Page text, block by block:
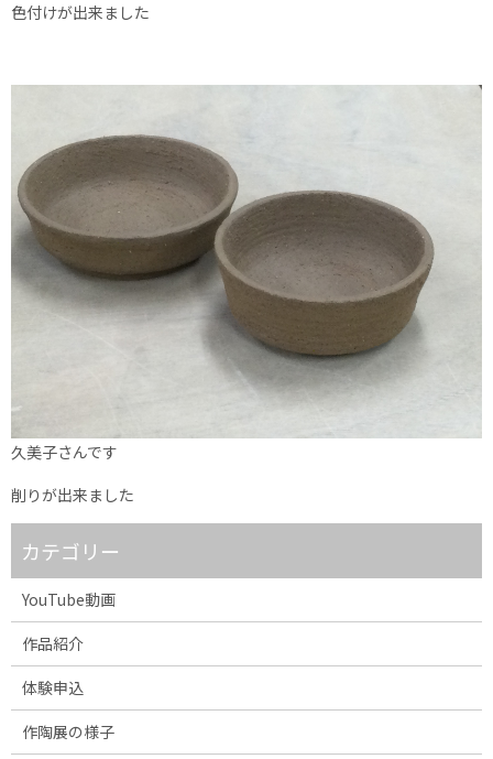
色付けが出来ました
久美子さんです
削りが出来ました
カテゴリー
YouTube動画
作品紹介
体験申込
作陶展の様子